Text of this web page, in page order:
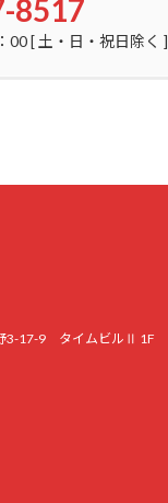
8517
00 [ 土・日・祝日除く ]
3-17-9 タイムビルⅡ 1F